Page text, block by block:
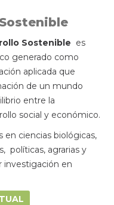
Sostenible es
generado como
aplicada que
de un mundo
entre la
social y económico.
en ciencias biológicas,
políticas, agrarias y
investigación en